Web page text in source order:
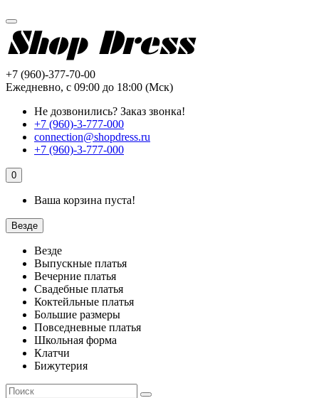
+7 (960)-377-70-00
Ежедневно, с 09:00 до 18:00 (Мск)
Не дозвонились? Заказ звонка!
+7 (960)-3-777-000
connection@shopdress.ru
+7 (960)-3-777-000
0
Ваша корзина пуста!
Везде
Везде
Выпускные платья
Вечерние платья
Свадебные платья
Коктейльные платья
Большие размеры
Повседневные платья
Школьная форма
Клатчи
Бижутерия